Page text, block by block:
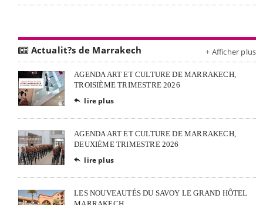
Actualit?s de Marrakech + Afficher plus
AGENDA ART ET CULTURE DE MARRAKECH,
TROISIÈME TRIMESTRE 2026
 lire plus
AGENDA ART ET CULTURE DE MARRAKECH,
DEUXIÈME TRIMESTRE 2026
 lire plus
LES NOUVEAUTÉS DU SAVOY LE GRAND HÔTEL